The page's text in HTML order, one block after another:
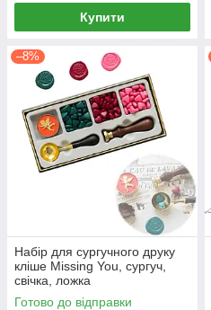
Купити
–8%
Набір для сургучного друку
кліше Missing You, сургуч,
свічка, ложка
Готово до відправки